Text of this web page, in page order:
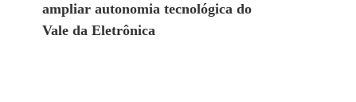
ampliar autonomia tecnológica do
Vale da Eletrônica